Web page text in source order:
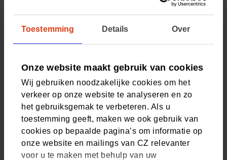
Toestemming Details Over
Onze website maakt gebruik van cookies
Wij gebruiken noodzakelijke cookies om het
verkeer op onze website te analyseren en zo
het gebruiksgemak te verbeteren. Als u
toestemming geeft, maken we ook gebruik van
cookies op bepaalde pagina’s om informatie op
onze website en mailings van CZ relevanter
voor u te maken met behulp van uw
Wilt u naar een niet-gecontracteerd ziekenhuis voor een
geslachtsveranderende operatie? Dan moet het
genderteam schriftelijke afspraken hebben gemaakt met
uw ziekenhuis. Het gendercentrum blijft de regie voeren
Veelgestelde vragen
Wat houdt een transitie precies in?